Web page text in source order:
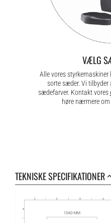
VÆLG
Alle vores
sorte sæder. Vi
sædefarver. Kontakt vores
høre nærmere
TEKNISKE SPECIFIKATIONER